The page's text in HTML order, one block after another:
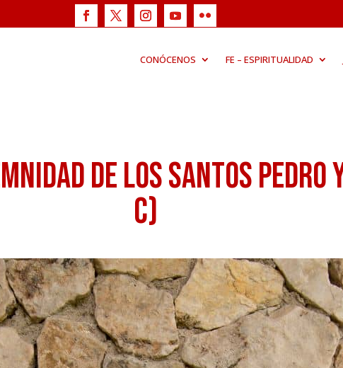
CONÓCENOS FE – ESPIRITUALIDAD
de los Santos Pedro
C)